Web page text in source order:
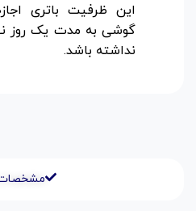
این ظرفیت باتری
گوشی به مدت یک روز
نداشته باشد.